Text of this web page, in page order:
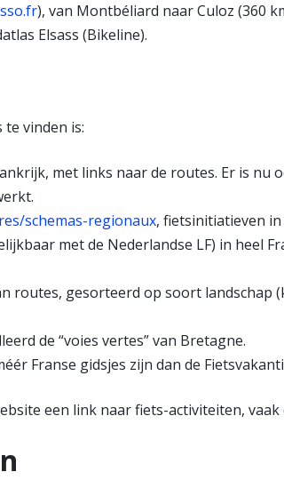
), van Montbéliard naar Culoz (360
Elsass (Bikeline).
vinden is:
met links naar de routes. Er is nu
schemas-regionaux, fietsinitiatieven
met de Nederlandse LF) in heel
routes, gesorteerd op soort landschap
de “voies vertes” van Bretagne.
Franse gidsjes zijn dan de
een link naar fiets-activiteiten,